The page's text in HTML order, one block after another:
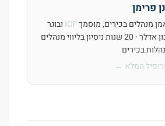
פרימן
מנהלים בכירים, מוסמךICF ובוגר
מכון אדלר · 20 שנות ניסיון בליווי מנהלים
בכירים
המלא ←